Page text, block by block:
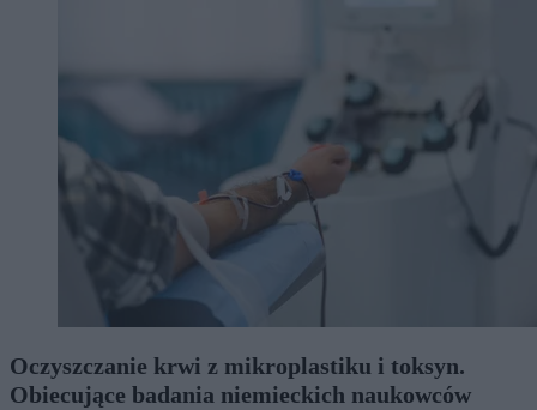
Oczyszczanie krwi z mikroplastiku i toksyn.
Obiecujące badania niemieckich naukowców